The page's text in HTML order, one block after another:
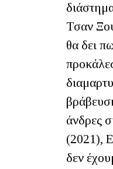
Τσαν
θα δει
άνδρες
(2021),
δεν